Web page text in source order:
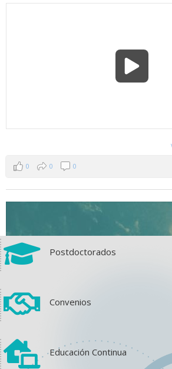
0 0 0
 Postdoctorados
 Convenios
 Educación Continua